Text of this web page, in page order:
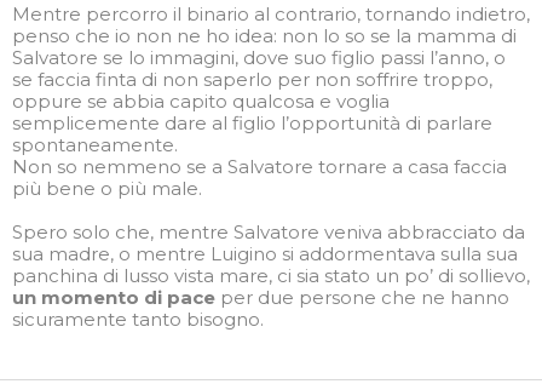
Mentre percorro il binario al contrario, tornando indietro,
penso che io non ne ho idea: non lo so se la mamma di
Salvatore se lo immagini, dove suo figlio passi l’anno, o
se faccia finta di non saperlo per non soffrire troppo,
oppure se abbia capito qualcosa e voglia
semplicemente dare al figlio l’opportunità di parlare
spontaneamente.
Non so nemmeno se a Salvatore tornare a casa faccia
più bene o più male.
Spero solo che, mentre Salvatore veniva abbracciato da
sua madre, o mentre Luigino si addormentava sulla sua
panchina di lusso vista mare, ci sia stato un po’ di sollievo,
un momento di pace per due persone che ne hanno
sicuramente tanto bisogno.